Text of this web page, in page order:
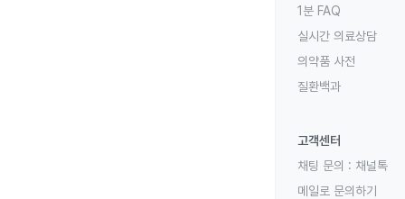
1분 FAQ
실시간 의료상담
의약품 사전
질환백과
고객센터
채팅 문의 : 채널톡
메일로 문의하기